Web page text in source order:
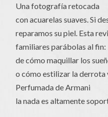
Una fotografía retocada
con acuarelas suaves. Si
reparamos su piel. Esta
familiares parábolas al fin:
de cómo maquillar los
o cómo estilizar la derrota
Perfumada de Armani
la nada es altamente